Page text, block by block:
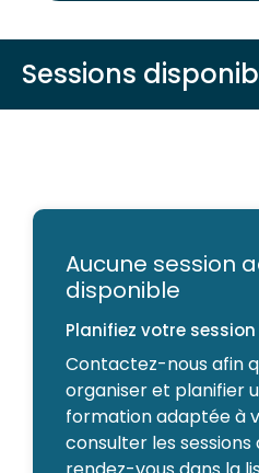
Sessions
Aucune session
disponible
Planifiez votre
Contactez-nous afin
organiser et planifier
formation adaptée à
consulter les